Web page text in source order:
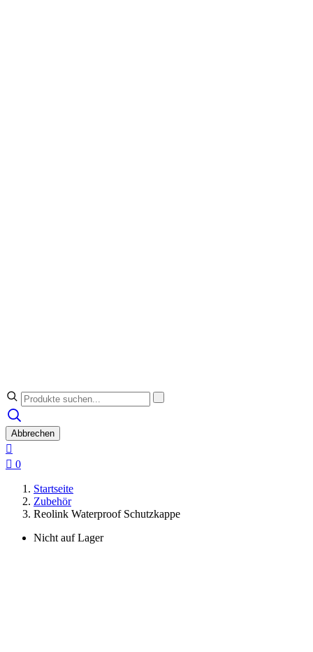
Abbrechen

 0
Startseite
Zubehör
Reolink Waterproof Schutzkappe
Nicht auf Lager